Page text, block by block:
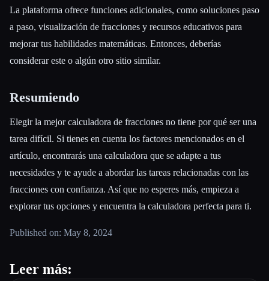
La plataforma ofrece funciones adicionales, como soluciones paso
a paso, visualización de fracciones y recursos educativos para
mejorar tus habilidades matemáticas. Entonces, deberías
considerar este o algún otro sitio similar.
Resumiendo
Elegir la mejor calculadora de fracciones no tiene por qué ser una
tarea difícil. Si tienes en cuenta los factores mencionados en el
artículo, encontrarás una calculadora que se adapte a tus
necesidades y te ayude a abordar las tareas relacionadas con las
fracciones con confianza. Así que no esperes más, empieza a
explorar tus opciones y encuentra la calculadora perfecta para ti.
Published on: May 8, 2024
Leer más: